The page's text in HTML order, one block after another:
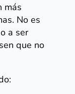
más
No es
a ser
que no